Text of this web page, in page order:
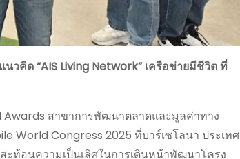
วคิด “AIS Living Network”เครือข่ายมีชีวิตที่
Awards สาขาการพัฒนาตลาดและมูลค่าทาง
World Congress 2025 ที่บาร์เซโลนา ประเทศ
ะท้อนความเป็นเลิศในการเดินหน้าพัฒนาโครง